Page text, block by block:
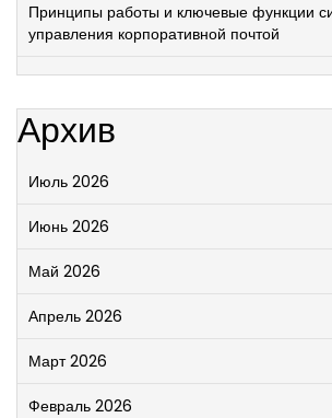
Принципы работы и ключевые функции
управления корпоративной почтой
Архив
Июль 2026
Июнь 2026
Май 2026
Апрель 2026
Март 2026
Февраль 2026